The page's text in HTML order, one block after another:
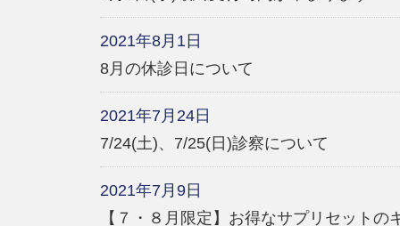
2021年8月1日
8月の休診日について
2021年7月24日
7/24(土)、7/25(日)診察について
2021年7月9日
【７・８月限定】お得なサプリセットの